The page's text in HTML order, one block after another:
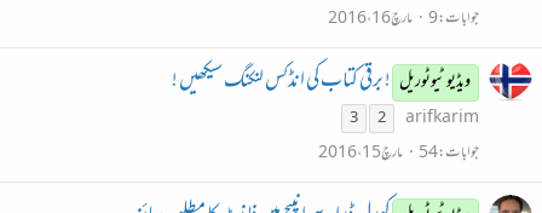
جوابات 9 مارچ 16، 2016
ویڈیو ٹیوٹوریل ! برقی کتاب کی انڈکس لنکنگ سیکھیں !
arifkarim
2
3
جوابات 54 مارچ 15، 2016